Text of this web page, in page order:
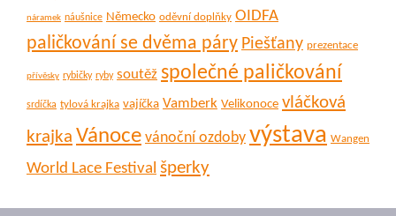
náramek náušnice Německo oděvní doplňky OIDFA
paličkování se dvěma páry Piešťany prezentace
přívěsky rybičky ryby soutěž společné paličkování
srdíčka tylová krajka vajíčka Vamberk Velikonoce vláčková
krajka Vánoce vánoční ozdoby výstava Wangen
World Lace Festival šperky